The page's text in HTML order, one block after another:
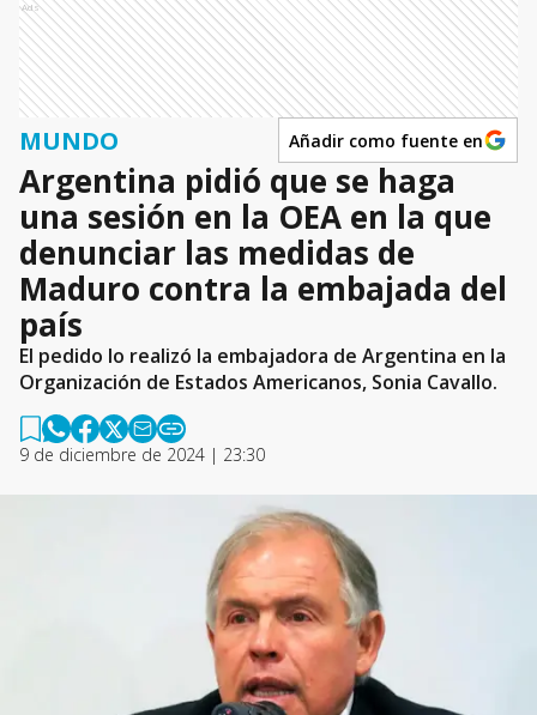
Ads
MUNDO Añadir como fuente en
Argentina pidió que se haga
una sesión en la OEA en la que
denunciar las medidas de
Maduro contra la embajada del
país
El pedido lo realizó la embajadora de Argentina en la
Organización de Estados Americanos, Sonia Cavallo.
9 de diciembre de 2024 | 23:30